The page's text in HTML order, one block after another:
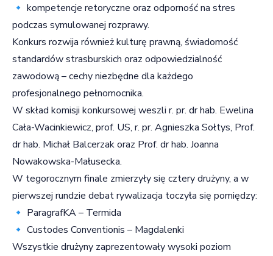
🔹 kompetencje retoryczne oraz odporność na stres
podczas symulowanej rozprawy.
Konkurs rozwija również kulturę prawną, świadomość
standardów strasburskich oraz odpowiedzialność
zawodową – cechy niezbędne dla każdego
profesjonalnego pełnomocnika.
W skład komisji konkursowej weszli r. pr. dr hab. Ewelina
Cała-Wacinkiewicz, prof. US, r. pr. Agnieszka Sołtys, Prof.
dr hab. Michał Balcerzak oraz Prof. dr hab. Joanna
Nowakowska-Małusecka.
W tegorocznym finale zmierzyły się cztery drużyny, a w
pierwszej rundzie debat rywalizacja toczyła się pomiędzy:
🔹 ParagrafKA – Termida
🔹 Custodes Conventionis – Magdalenki
Wszystkie drużyny zaprezentowały wysoki poziom